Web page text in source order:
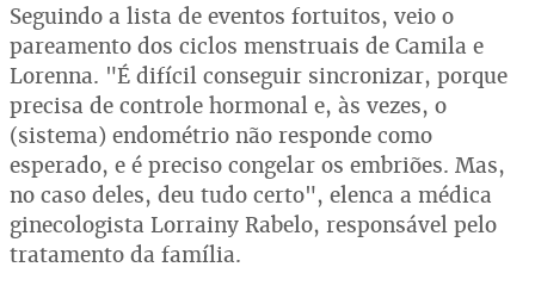
Seguindo a lista de eventos fortuitos, veio o
pareamento dos ciclos menstruais de Camila e
Lorenna. "É difícil conseguir sincronizar, porque
precisa de controle hormonal e, às vezes, o
(sistema) endométrio não responde como
esperado, e é preciso congelar os embriões. Mas,
no caso deles, deu tudo certo", elenca a médica
ginecologista Lorrainy Rabelo, responsável pelo
tratamento da família.